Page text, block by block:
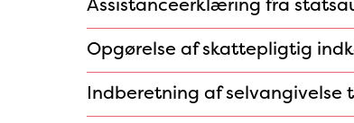
Opgørelse af skattepligtig
Indberetning af selvangivelse